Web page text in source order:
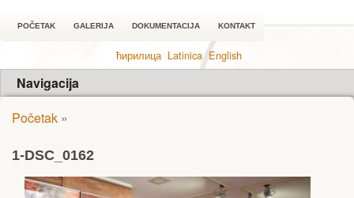
POČETAK GALERIJA DOKUMENTACIJA KONTAKT
ћирилица Latinica English
Navigacija
Početak »
1-DSC_0162